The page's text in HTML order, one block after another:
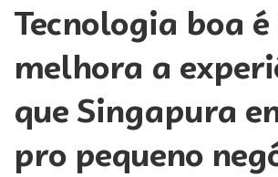
Tecnologia boa
melhora a
que Singapura
pro pequeno